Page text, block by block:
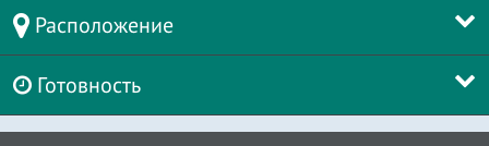
Расположение
Готовность